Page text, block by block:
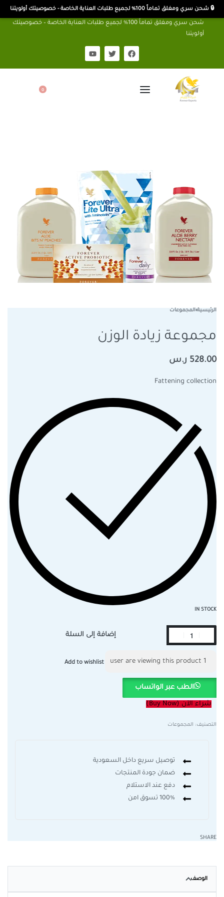
🔒 شحن سري ومغلق تماماً 100% لجميع طلبات العناية الخاصة - خصوصيتك أولويتنا
شحن سري ومغلق تماماً 100% لجميع طلبات العناية الخاصة – خصوصيتك
أولويتنا
0
الرئيسية›المجموعات
مجموعة زيادة الوزن
528.00 ر.س
Fattening collection
IN STOCK
إضافة إلى السلة
1
Add to wishlist
الطب عبر الواتساب
شراء الآن (Buy Now)
التصنيف: المجموعات
توصيل سريع داخل السعودية
ضمان جودة المنتجات
دفع عند الاستلام
100% تسوق امن
SHARE
الوصف